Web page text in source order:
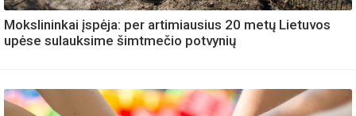
Mokslininkai įspėja: per artimiausius 20 metų Lietuvos
upėse sulauksime šimtmečio potvynių